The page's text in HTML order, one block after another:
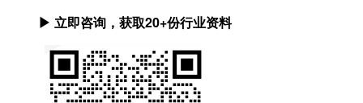
▶ 立即咨询，获取20+份行业资料